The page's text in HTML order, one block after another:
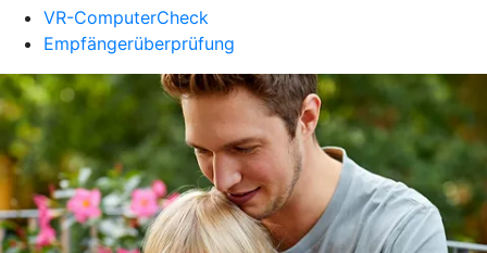
VR-ComputerCheck
Empfängerüberprüfung